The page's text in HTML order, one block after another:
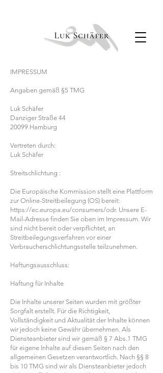
IMPRESSUM
Angaben gemäß §5 TMG
Luk Schäfer ​
Danziger Straße 44
20099 Hamburg
Vertreten durch:
Luk Schäfer
Streitschlichtung :
Die Europäische Kommission stellt eine Plattform
zur Online-Streitbeilegung (OS) bereit:
https://ec.europa.eu/consumers/odr. Unsere E-
Mail-Adresse finden Sie oben im Impressum. Wir
sind nicht bereit oder verpflichtet, an
Streitbeilegungsverfahren vor einer
Verbraucherschlichtungsstelle teilzunehmen.
Haftungsausschluss:
Haftung für Inhalte
Die Inhalte unserer Seiten wurden mit größter
Sorgfalt erstellt. Für die Richtigkeit,
Vollständigkeit und Aktualität der Inhalte können
wir jedoch keine Gewähr übernehmen. Als
Diensteanbieter sind wir gemäß § 7 Abs.1 TMG
für eigene Inhalte auf diesen Seiten nach den
allgemeinen Gesetzen verantwortlich. Nach §§ 8
bis 10 TMG sind wir als Diensteanbieter jedoch